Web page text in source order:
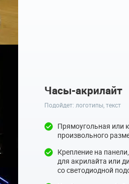
Часы-акрилайт
Подойдет: логотипы, текст
Прямоугольная или
произвольного
Крепление на
для акрилайта или
со светодиодной